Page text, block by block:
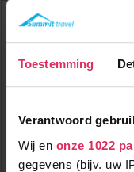
Toestemming
Verantwoord
Wij en onze 1022
gegevens (bijv. uw
Oostenrijk